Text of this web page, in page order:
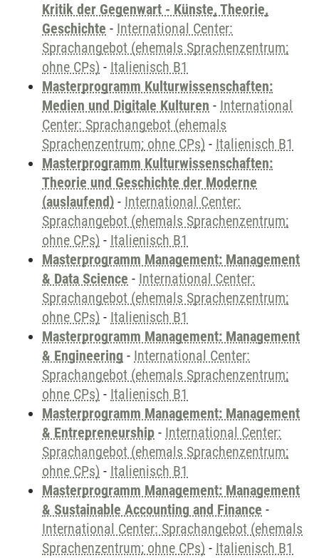
Kritik der Gegenwart - Künste, Theorie,
Geschichte - International Center:
Sprachangebot (ehemals Sprachenzentrum;
ohne CPs) - Italienisch B1
Masterprogramm Kulturwissenschaften:
Medien und Digitale Kulturen - International
Center: Sprachangebot (ehemals
Sprachenzentrum; ohne CPs) - Italienisch B1
Masterprogramm Kulturwissenschaften:
Theorie und Geschichte der Moderne
(auslaufend) - International Center:
Sprachangebot (ehemals Sprachenzentrum;
ohne CPs) - Italienisch B1
Masterprogramm Management: Management
& Data Science - International Center:
Sprachangebot (ehemals Sprachenzentrum;
ohne CPs) - Italienisch B1
Masterprogramm Management: Management
& Engineering - International Center:
Sprachangebot (ehemals Sprachenzentrum;
ohne CPs) - Italienisch B1
Masterprogramm Management: Management
& Entrepreneurship - International Center:
Sprachangebot (ehemals Sprachenzentrum;
ohne CPs) - Italienisch B1
Masterprogramm Management: Management
& Sustainable Accounting and Finance -
International Center: Sprachangebot (ehemals
Sprachenzentrum; ohne CPs) - Italienisch B1